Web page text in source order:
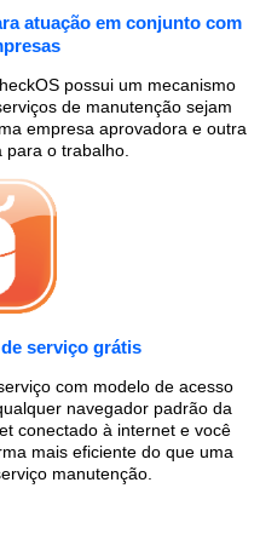
atuação em conjunto com
possui um mecanismo
de manutenção sejam
empresa aprovadora e outra
o trabalho.
serviço grátis
com modelo de acesso
navegador padrão da
conectado à internet e você
mais eficiente do que uma
manutenção.